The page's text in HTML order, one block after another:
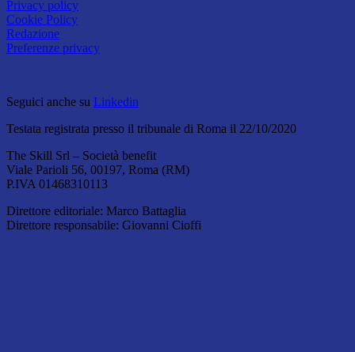
Privacy policy
Cookie Policy
Redazione
Preferenze privacy
Seguici anche su Linkedin
Testata registrata presso il tribunale di Roma il 22/10/2020
The Skill Srl – Società benefit
Viale Parioli 56, 00197, Roma (RM)
P.IVA 01468310113
Direttore editoriale: Marco Battaglia
Direttore responsabile: Giovanni Cioffi